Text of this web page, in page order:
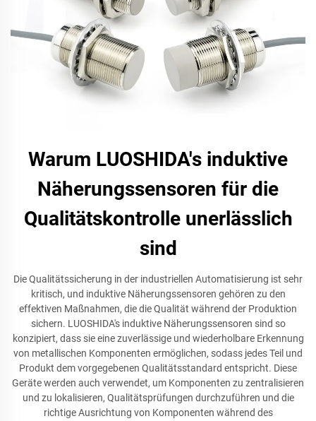
Warum LUOSHIDA's induktive
Näherungssensoren für die
Qualitätskontrolle unerlässlich
sind
Die Qualitätssicherung in der industriellen Automatisierung ist sehr
kritisch, und induktive Näherungssensoren gehören zu den
effektiven Maßnahmen, die die Qualität während der Produktion
sichern. LUOSHIDA's induktive Näherungssensoren sind so
konzipiert, dass sie eine zuverlässige und wiederholbare Erkennung
von metallischen Komponenten ermöglichen, sodass jedes Teil und
Produkt dem vorgegebenen Qualitätsstandard entspricht. Diese
Geräte werden auch verwendet, um Komponenten zu zentralisieren
und zu lokalisieren, Qualitätsprüfungen durchzuführen und die
richtige Ausrichtung von Komponenten während des